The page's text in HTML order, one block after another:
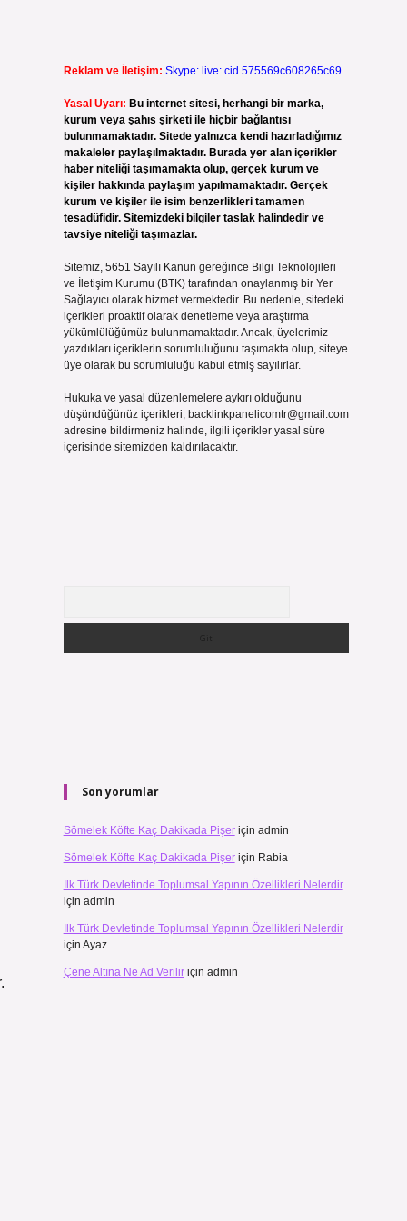
Reklam ve İletişim: Skype: live:.cid.575569c608265c69
Yasal Uyarı: Bu internet sitesi, herhangi bir marka,
kurum veya şahıs şirketi ile hiçbir bağlantısı
bulunmamaktadır. Sitede yalnızca kendi hazırladığımız
makaleler paylaşılmaktadır. Burada yer alan içerikler
haber niteliği taşımamakta olup, gerçek kurum ve
kişiler hakkında paylaşım yapılmamaktadır. Gerçek
kurum ve kişiler ile isim benzerlikleri tamamen
tesadüfidir. Sitemizdeki bilgiler taslak halindedir ve
tavsiye niteliği taşımazlar.
Sitemiz, 5651 Sayılı Kanun gereğince Bilgi Teknolojileri
ve İletişim Kurumu (BTK) tarafından onaylanmış bir Yer
Sağlayıcı olarak hizmet vermektedir. Bu nedenle, sitedeki
içerikleri proaktif olarak denetleme veya araştırma
yükümlülüğümüz bulunmamaktadır. Ancak, üyelerimiz
yazdıkları içeriklerin sorumluluğunu taşımakta olup, siteye
üye olarak bu sorumluluğu kabul etmiş sayılırlar.
Hukuka ve yasal düzenlemelere aykırı olduğunu
düşündüğünüz içerikleri, backlinkpanelicomtr@gmail.com
adresine bildirmeniz halinde, ilgili içerikler yasal süre
içerisinde sitemizden kaldırılacaktır.
Son yorumlar
Sömelek Köfte Kaç Dakikada Pişeriçin admin
Sömelek Köfte Kaç Dakikada Pişeriçin Rabia
Ilk Türk Devletinde Toplumsal Yapının Özellikleri Nelerdir
için admin
Ilk Türk Devletinde Toplumsal Yapının Özellikleri Nelerdir
için Ayaz
Çene Altına Ne Ad Veriliriçin admin